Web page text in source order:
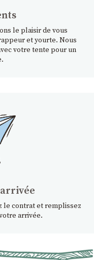
le plaisir de vous
et yourte. Nous
votre tente pour un
le contrat et remplissez
arrivée.